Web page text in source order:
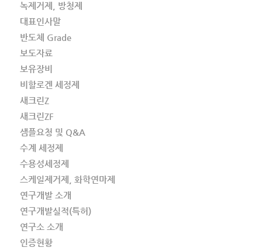
녹제거제, 방청제
대표인사말
반도체 Grade
보도자료
보유장비
비할로겐 세정제
새크린Z
새크린ZF
샘플요청 및 Q&A
수계 세정제
수용성세정제
스케일제거제, 화학연마제
연구개발 소개
연구개발실적(특허)
연구소 소개
인증현황